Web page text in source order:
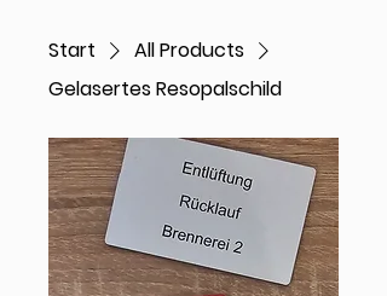
Start
All Products
Gelasertes Resopalschild